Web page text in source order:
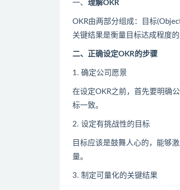
一、 理解OKR
OKR由两部分组成：目标
关键结果是衡量目标达成程度的
二、正确设定OKR的步骤
1. 确定公司愿景
在设定OKR之前，首先要明确
标一致。
2. 设定有挑战性的目标
目标应该是鼓舞人心的，能够
量。
3. 制定可量化的关键结果